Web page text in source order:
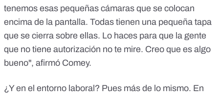
tenemos esas pequeñas cámaras que se colocan
encima de la pantalla. Todas tienen una pequeña tapa
que se cierra sobre ellas. Lo haces para que la gente
que no tiene autorización no te mire. Creo que es algo
bueno", afirmó Comey.
¿Y en el entorno laboral? Pues más de lo mismo. En